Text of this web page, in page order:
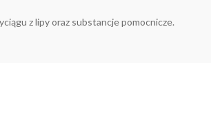
z lipy oraz substancje pomocnicze.